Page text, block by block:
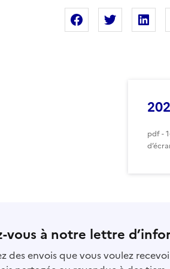
Partager surPartager
pdf -
vous à notre lettre
des envois que vous voulez